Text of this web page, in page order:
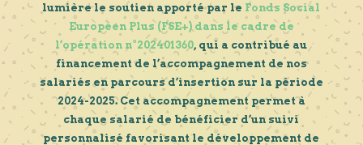
lumière le soutien apporté par le Fonds Social
Européen Plus (FSE+) dans le cadre de
l’opération n°202401360, qui a contribué au
financement de l’accompagnement de nos
salariés en parcours d’insertion sur la période
2024-2025. Cet accompagnement permet à
chaque salarié de bénéficier d’un suivi
personnalisé favorisant le développement de